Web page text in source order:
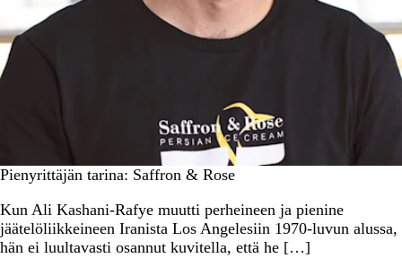
Pienyrittäjän tarina: Saffron & Rose
Kun Ali Kashani-Rafye muutti perheineen ja pienine
jäätelöliikkeineen Iranista Los Angelesiin 1970-luvun alussa,
hän ei luultavasti osannut kuvitella, että he […]